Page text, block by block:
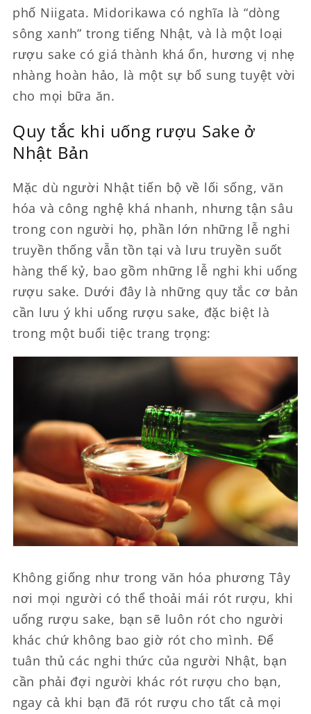
phố Niigata. Midorikawa có nghĩa là “dòng
sông xanh” trong tiếng Nhật, và là một loại
rượu sake có giá thành khá ổn, hương vị nhẹ
nhàng hoàn hảo, là một sự bổ sung tuyệt vời
cho mọi bữa ăn.
Quy tắc khi uống rượu Sake ở
Nhật Bản
Mặc dù người Nhật tiến bộ về lối sống, văn
hóa và công nghệ khá nhanh, nhưng tận sâu
trong con người họ, phần lớn những lễ nghi
truyền thống vẫn tồn tại và lưu truyền suốt
hàng thế kỷ, bao gồm những lễ nghi khi uống
rượu sake. Dưới đây là những quy tắc cơ bản
cần lưu ý khi uống rượu sake, đặc biệt là
trong một buổi tiệc trang trọng:
Không giống như trong văn hóa phương Tây
nơi mọi người có thể thoải mái rót rượu, khi
uống rượu sake, bạn sẽ luôn rót cho người
khác chứ không bao giờ rót cho mình. Để
tuân thủ các nghi thức của người Nhật, bạn
cần phải đợi người khác rót rượu cho bạn,
ngay cả khi bạn đã rót rượu cho tất cả mọi